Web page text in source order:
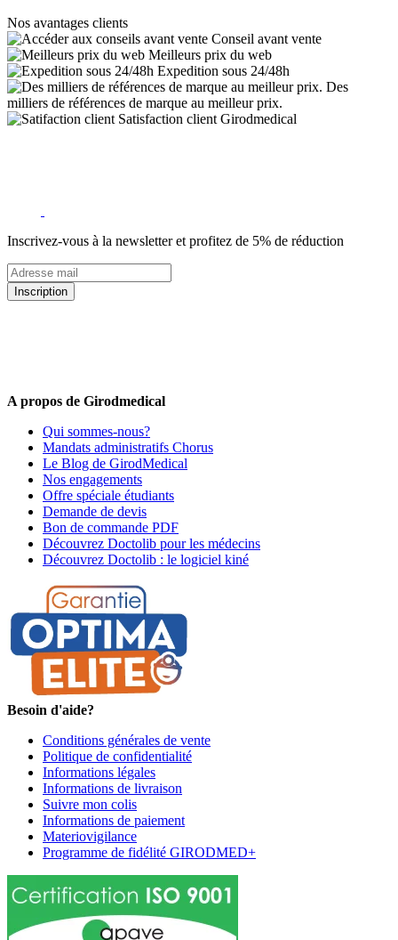
Nos avantages clients
Conseil avant vente
Meilleurs prix du web
Expedition sous 24/48h
Des
milliers de références de marque au meilleur prix.
Satisfaction client Girodmedical
Inscrivez-vous à la newsletter et profitez de 5% de réduction
Inscription
A propos de Girodmedical
Qui sommes-nous?
Mandats administratifs Chorus
Le Blog de GirodMedical
Nos engagements
Offre spéciale étudiants
Demande de devis
Bon de commande PDF
Découvrez Doctolib pour les médecins
Découvrez Doctolib : le logiciel kiné
Besoin d'aide?
Conditions générales de vente
Politique de confidentialité
Informations légales
Informations de livraison
Suivre mon colis
Informations de paiement
Materiovigilance
Programme de fidélité GIRODMED+